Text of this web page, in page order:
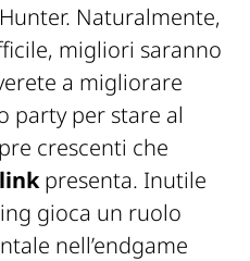
Naturalmente,
migliori saranno
a migliorare
party per stare al
crescenti che
presenta. Inutile
gioca un ruolo
nell’endgame